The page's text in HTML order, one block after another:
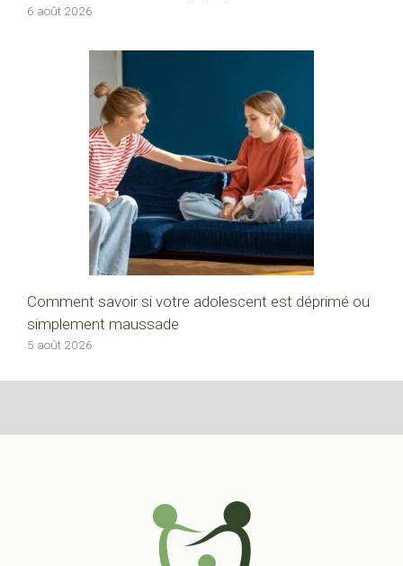
6 août 2026
Comment savoir si votre adolescent est déprimé ou
simplement maussade
5 août 2026